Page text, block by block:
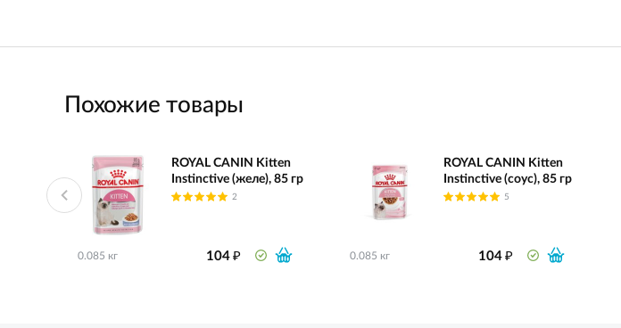
Похожие товары
ROYAL CANIN Kitten
Instinctive (желе), 85 гр
2
0.085 кг 104₽
ROYAL CANIN Kitten
Instinctive (соус), 85 гр
5
0.085 кг 104₽